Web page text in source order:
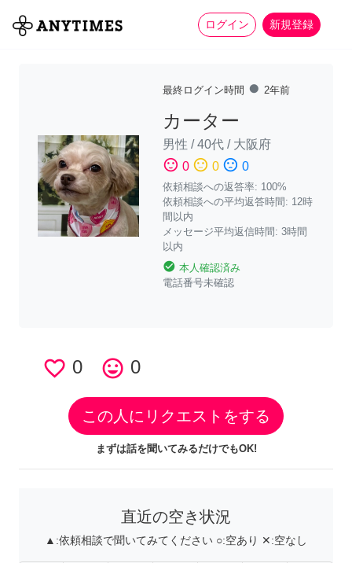
ログイン 新規登録
全て 家事 more_horiz
最終ログイン時間 fiber_manual_record 2年前
カーター
男性 /40代 / 大阪府
sentiment_satisfied 0 sentiment_neutral 0 sentiment_dissatisfied 0
依頼相談への返答率: 100%
依頼相談への平均返答時間: 12時
間以内
メッセージ平均返信時間: 3時間
以内
check_circle 本人確認済み
電話番号未確認
favorite_border 0 tag_faces 0
この人にリクエストをする
まずは話を聞いてみるだけでもOK!
直近の空き状況
▲:依頼相談で聞いてみてください ○:空あり ✕:空なし